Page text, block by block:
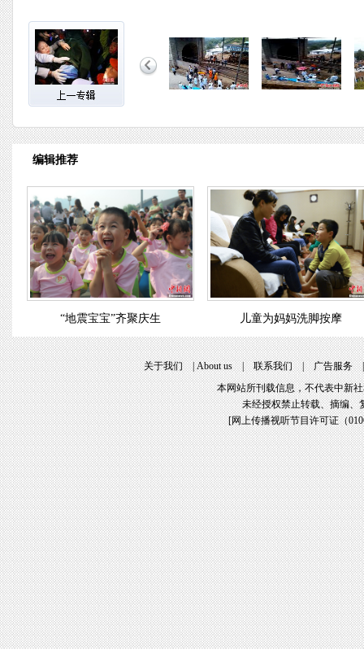
编辑推荐
“地震宝宝”齐聚庆生 儿童为妈妈洗脚按摩
关于我们|About us|联系我们|广告服务
本网站所刊载信息，不代表中新
未经授权禁止转载、摘编、
[网上传播视听节目许可证（